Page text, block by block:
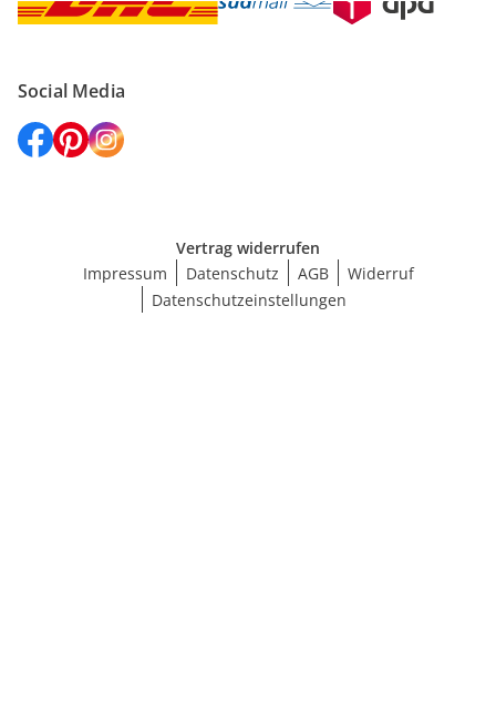
Social Media
Vertrag widerrufen
Impressum
Datenschutz AGB
Widerruf
Datenschutzeinstellungen